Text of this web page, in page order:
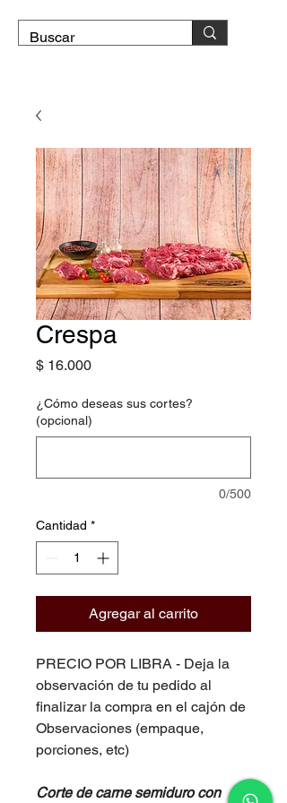
Crespa
$ 16.000Precio
¿Cómo deseas sus cortes?
(opcional)
0/500
Cantidad *
Agregar al carrito
PRECIO POR LIBRA - Deja la
observación de tu pedido al
finalizar la compra en el cajón de
Observaciones (empaque,
porciones, etc)
Corte de carne semiduro con